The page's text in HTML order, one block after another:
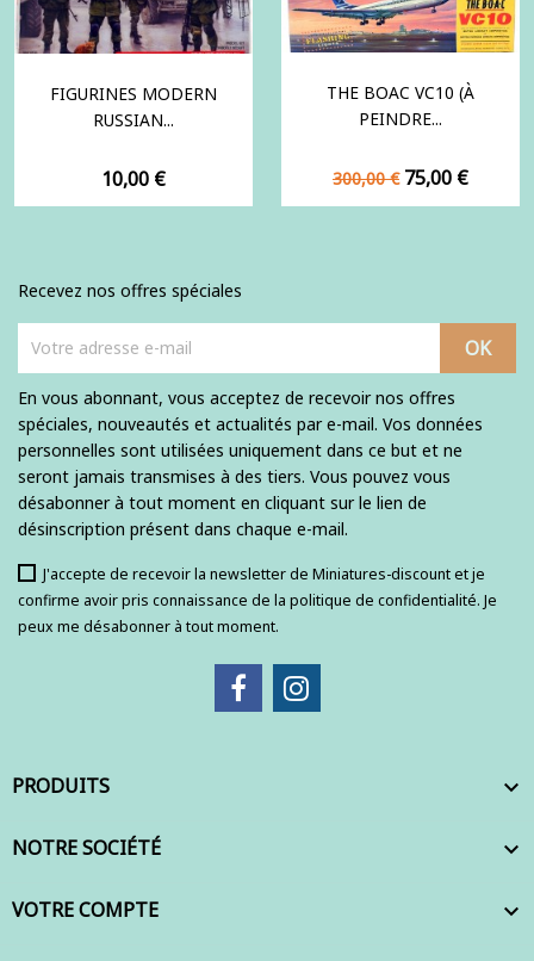
FIGURINES MODERN
RUSSIAN...
Prix
10,00 €
THE BOAC VC10 (À
PEINDRE...
Prix
de
300,00 € Prix
75,00 €
Recevez nos offres spéciales
En vous abonnant, vous acceptez de recevoir nos offres
spéciales, nouveautés et actualités par e-mail. Vos données
personnelles sont utilisées uniquement dans ce but et ne
seront jamais transmises à des tiers. Vous pouvez vous
désabonner à tout moment en cliquant sur le lien de
désinscription présent dans chaque e-mail.
J'accepte de recevoir la newsletter de Miniatures-discount et je
confirme avoir pris connaissance de la politique de confidentialité. Je
peux me désabonner à tout moment.
PRODUITS 
NOTRE SOCIÉTÉ 
VOTRE COMPTE 